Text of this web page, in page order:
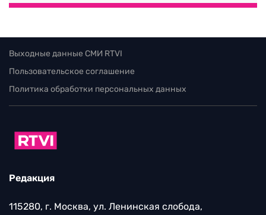
Выходные данные СМИ RTVI
Пользовательское соглашение
Политика обработки персональных данных
Редакция
115280, г. Москва, ул. Ленинская слобода,